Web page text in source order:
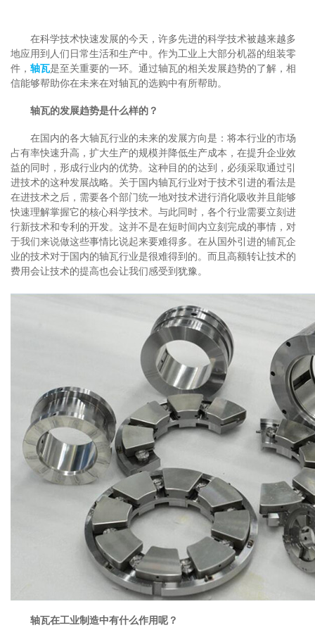
在科学技术快速发展的今天，许多先进的科学技术被越来越多
地应用到人们日常生活和生产中。作为工业上大部分机器的组装零
件， 轴瓦是至关重要的一环。通过轴瓦的相关发展趋势的了解，相
信能够帮助你在未来在对轴瓦的选购中有所帮助。
轴瓦的发展趋势是什么样的？
在国内的各大轴瓦行业的未来的发展方向是：将本行业的市场
占有率快速升高，扩大生产的规模并降低生产成本，在提升企业效
益的同时，形成行业内的优势。这种目的的达到，必须采取通过引
进技术的这种发展战略。关于国内轴瓦行业对于技术引进的看法是
在进技术之后，需要各个部门统一地对技术进行消化吸收并且能够
快速理解掌握它的核心科学技术。与此同时，各个行业需要立刻进
行新技术和专利的开发。这并不是在短时间内立刻完成的事情，对
于我们来说做这些事情比说起来要难得多。在从国外引进的辅瓦企
业的技术对于国内的轴瓦行业是很难得到的。而且高额转让技术的
费用会让技术的提高也会让我们感受到犹豫。
轴瓦在工业制造中有什么作用呢？